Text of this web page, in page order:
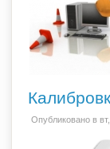
Опубликовано в